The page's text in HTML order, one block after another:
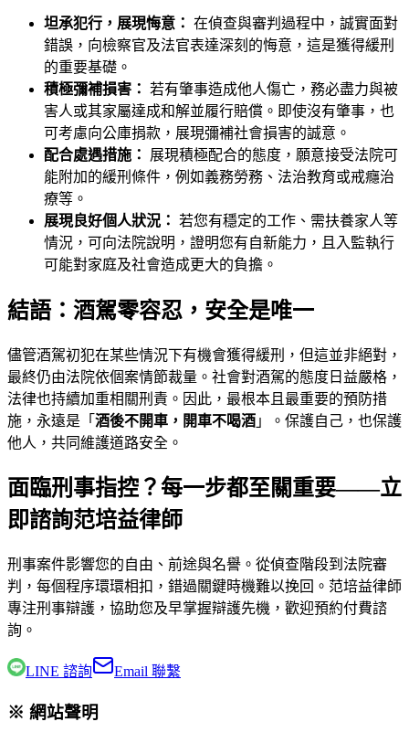
坦承犯行，展現悔意： 在偵查與審判過程中，誠實面對
錯誤，向檢察官及法官表達深刻的悔意，這是獲得緩刑
的重要基礎。
積極彌補損害： 若有肇事造成他人傷亡，務必盡力與被
害人或其家屬達成和解並履行賠償。即使沒有肇事，也
可考慮向公庫捐款，展現彌補社會損害的誠意。
配合處遇措施：
展現積極配合的態度，願意接受法院可
能附加的緩刑條件，例如義務勞務、法治教育或戒癮治
療等。
展現良好個人狀況： 若您有穩定的工作、需扶養家人等
情況，可向法院說明，證明您有自新能力，且入監執行
可能對家庭及社會造成更大的負擔。
結語：酒駕零容忍，安全是唯一
儘管酒駕初犯在某些情況下有機會獲得緩刑，但這並非絕對，
最終仍由法院依個案情節裁量。社會對酒駕的態度日益嚴格，
法律也持續加重相關刑責。因此，最根本且最重要的預防措
施，永遠是「 酒後不開車，開車不喝酒 」。保護自己，也保護
他人，共同維護道路安全。
面臨刑事指控？每一步都至關重要——立
即諮詢范培益律師
刑事案件影響您的自由、前途與名譽。從偵查階段到法院審
判，每個程序環環相扣，錯過關鍵時機難以挽回。 范培益律師
專注刑事辯護，協助您及早掌握辯護先機，歡迎預約付費諮
詢。
LINE 諮詢 Email 聯繫
※ 網站聲明